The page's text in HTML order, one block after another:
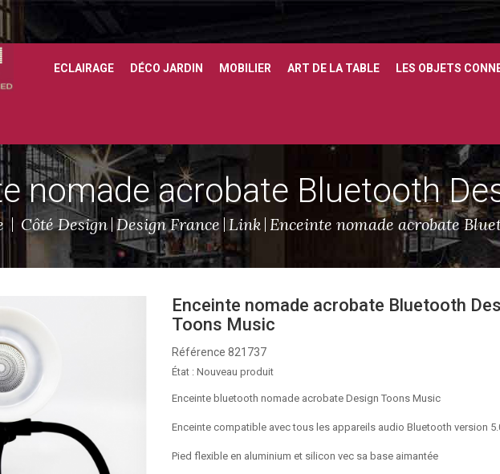
ECLAIRAGE DÉCO JARDIN MOBILIER ART DE LA TABLE LES OBJETS
nomade acrobate Bluetooth
Côté Design Design France Link Enceinte nomade acrobate
Enceinte nomade acrobate Bluetooth
Toons Music
Référence 821737
État : Nouveau produit
Enceinte bluetooth nomade acrobate Design Toons Music
Enceinte compatible avec tous les appareils audio Bluetooth version
Pied flexible en aluminium et silicon vec sa base aimantée